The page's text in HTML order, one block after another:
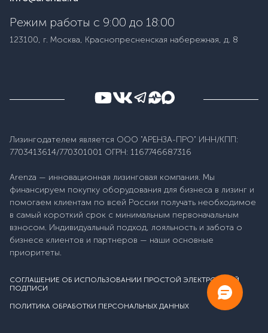
Режим работы с 9:00 до 18:00
123100, г. Москва, Краснопресненская набережная, д. 8
Лизингодателем является ООО "АРЕНЗА-ПРО" ИНН/КПП:
7703413614/770301001 ОГРН: 1167746687316
Arenza — инновационная лизинговая компания. Мы
финансируем покупку оборудования для бизнеса в лизинг и
помогаем клиентам по всей России получать необходимое
в самый короткий срок с минимальным первоначальным
взносом. Индивидуальный подход, лояльность и забота о
бизнесе клиентов и партнеров — наши основные
приоритеты.
СОГЛАШЕНИЕ ОБ ИСПОЛЬЗОВАНИИ ПРОСТОЙ ЭЛЕКТРОННОЙ
ПОДПИСИ
ПОЛИТИКА ОБРАБОТКИ ПЕРСОНАЛЬНЫХ ДАННЫХ